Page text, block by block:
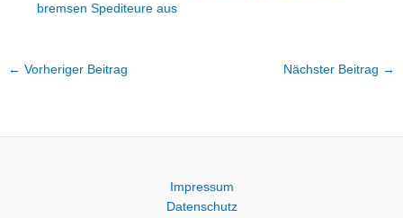
bremsen Spediteure aus
← Vorheriger Beitrag Nächster Beitrag →
Impressum
Datenschutz